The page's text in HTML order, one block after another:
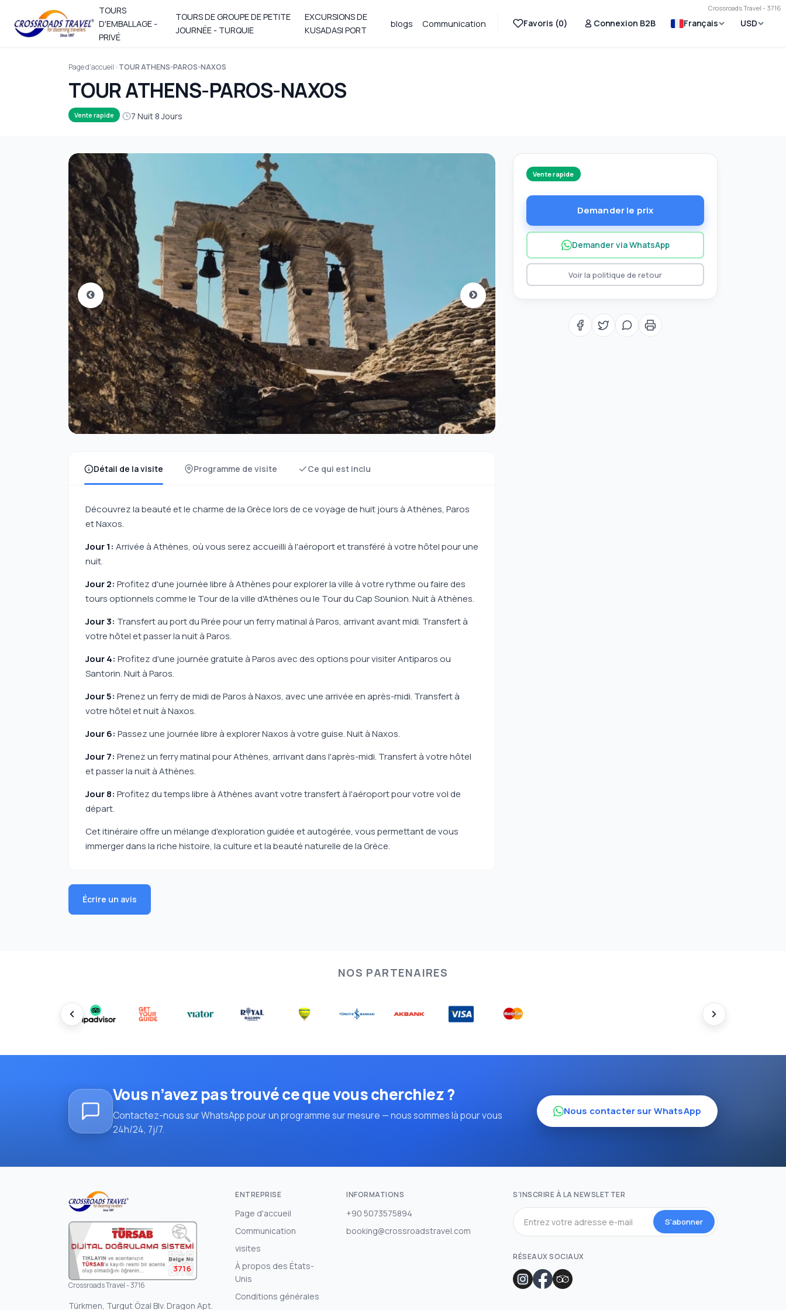
Crossroads Travel - 3716
TOURS
D'EMBALLAGE -
PRIVÉ
TOURS DE GROUPE DE PETITE
JOURNÉE - TURQUIE
EXCURSIONS DE
KUSADASI PORT
blogs Communication Favoris (0) Connexion B2B Français USD
Page d'accueil TOUR ATHENS-PAROS-NAXOS
TOUR ATHENS-PAROS-NAXOS
Vente rapide 7 Nuit 8 Jours
Détail de la visite Programme de visite Ce qui est inclu
Découvrez la beauté et le charme de la Grèce lors de ce voyage de huit jours à Athènes, Paros
et Naxos.
Jour 1: Arrivée à Athènes, où vous serez accueilli à l'aéroport et transféré à votre hôtel pour une
nuit.
Jour 2: Profitez d'une journée libre à Athènes pour explorer la ville à votre rythme ou faire des
tours optionnels comme le Tour de la ville d'Athènes ou le Tour du Cap Sounion. Nuit à Athènes.
Jour 3: Transfert au port du Pirée pour un ferry matinal à Paros, arrivant avant midi. Transfert à
votre hôtel et passer la nuit à Paros.
Jour 4: Profitez d'une journée gratuite à Paros avec des options pour visiter Antiparos ou
Santorin. Nuit à Paros.
Jour 5: Prenez un ferry de midi de Paros à Naxos, avec une arrivée en après-midi. Transfert à
votre hôtel et nuit à Naxos.
Jour 6: Passez une journée libre à explorer Naxos à votre guise. Nuit à Naxos.
Jour 7: Prenez un ferry matinal pour Athènes, arrivant dans l'après-midi. Transfert à votre hôtel
et passer la nuit à Athènes.
Jour 8: Profitez du temps libre à Athènes avant votre transfert à l'aéroport pour votre vol de
départ.
Cet itinéraire offre un mélange d'exploration guidée et autogérée, vous permettant de vous
immerger dans la riche histoire, la culture et la beauté naturelle de la Grèce.
Écrire un avis
Vente rapide
Demander le prix
Demander via WhatsApp
Voir la politique de retour
NOS PARTENAIRES
Vous n’avez pas trouvé ce que vous cherchiez ?
Contactez-nous sur WhatsApp pour un programme sur mesure — nous sommes là pour vous
24h/24, 7j/7.
Nous contacter sur WhatsApp
3716
Crossroads Travel - 3716
Türkmen, Turgut Özal Blv. Dragon Apt.
ENTREPRISE
Page d'accueil
Communication
visites
À propos des États-
Unis
Conditions générales
INFORMATIONS
+90 5073575894
booking@crossroadstravel.com
S'INSCRIRE À LA NEWSLETTER
S'abonner
RÉSEAUX SOCIAUX